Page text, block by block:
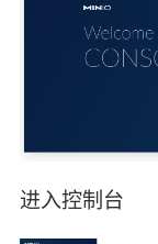
进入控制台